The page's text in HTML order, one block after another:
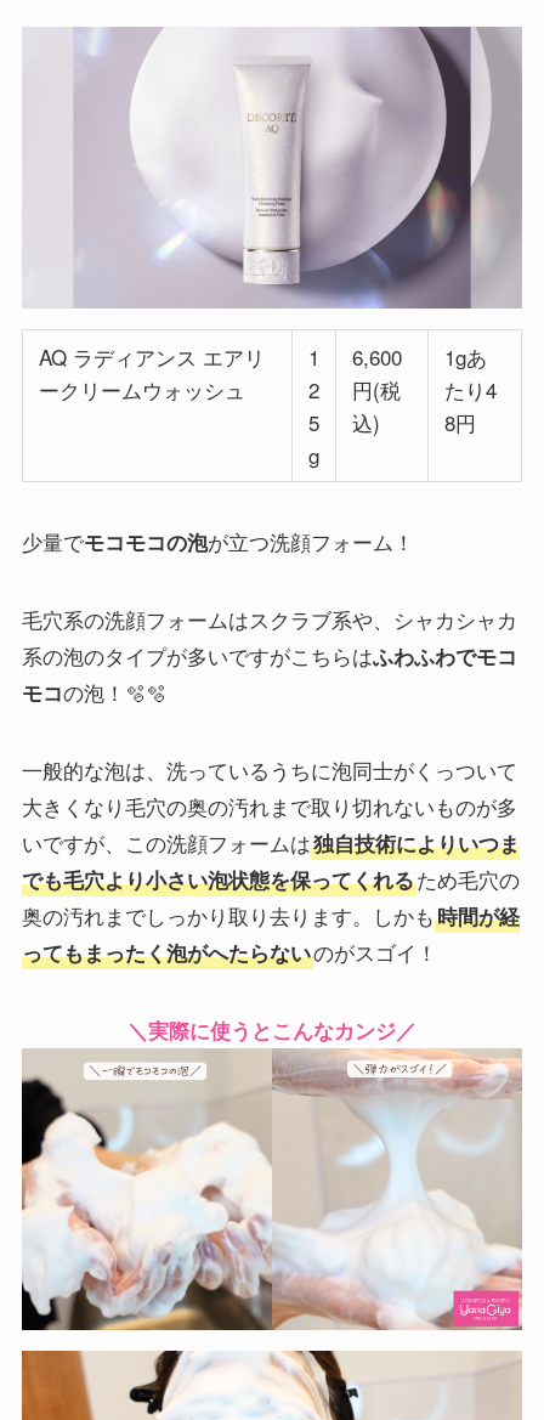
AQ ラディアンス エアリ
ークリームウォッシュ
1
2
5
g
6,600
円(税
込)
1gあ
たり4
8円
少量でモコモコの泡が立つ洗顔フォーム！
毛穴系の洗顔フォームはスクラブ系や、シャカシャカ
系の泡のタイプが多いですがこちらはふわふわでモコ
モコの泡！🫧🫧
一般的な泡は、洗っているうちに泡同士がくっついて
大きくなり毛穴の奥の汚れまで取り切れないものが多
いですが、この洗顔フォームは独自技術によりいつま
でも毛穴より小さい泡状態を保ってくれるため毛穴の
奥の汚れまでしっかり取り去ります。しかも時間が経
ってもまったく泡がへたらないのがスゴイ！
＼実際に使うとこんなカンジ／